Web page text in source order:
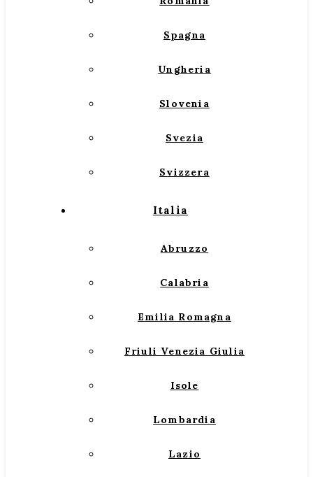
Spagna
Ungheria
Slovenia
Svezia
Svizzera
Italia
Abruzzo
Calabria
Emilia Romagna
Friuli Venezia Giulia
Isole
Lombardia
Lazio